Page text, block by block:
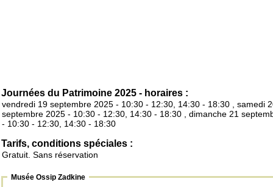
Journées du Patrimoine 2025 - horaires :
vendredi 19 septembre 2025 - 10:30 - 12:30, 14:30 - 18:30 , samedi
septembre 2025 - 10:30 - 12:30, 14:30 - 18:30 , dimanche 21
- 10:30 - 12:30, 14:30 - 18:30
Tarifs, conditions spéciales :
Gratuit. Sans réservation
Musée Ossip Zadkine